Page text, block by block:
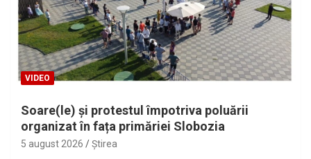
VIDEO
Soare(le) și protestul împotriva poluării
organizat în fața primăriei Slobozia
5 august 2026 Ştirea